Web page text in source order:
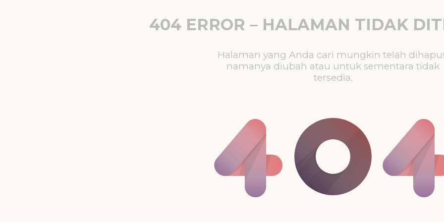
404 ERROR – HALAMAN TIDAK
Halaman yang Anda cari mungkin telah
namanya diubah atau untuk sementara tidak
tersedia.